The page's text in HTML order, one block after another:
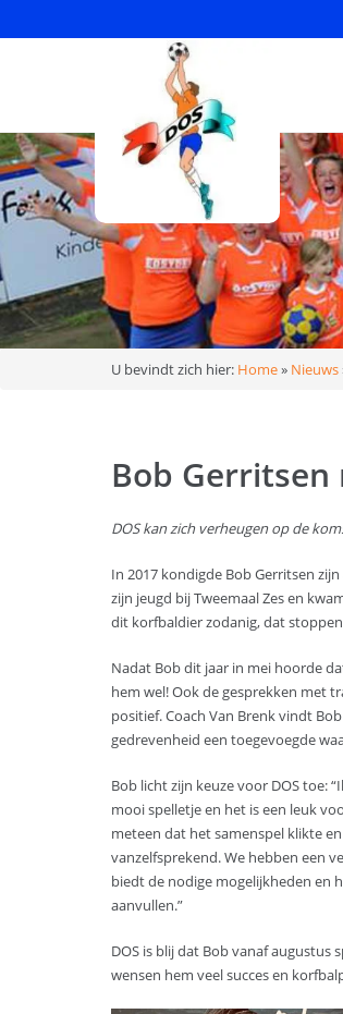
U bevindt zich hier: Home» Nieuws
Bob Gerritsen
DOS kan zich verheugen op de
In 2017 kondigde Bob Gerritsen
zijn jeugd bij Tweemaal Zes en
dit korfbaldier zodanig, dat
Nadat Bob dit jaar in mei hoorde
hem wel! Ook de gesprekken met
positief. Coach Van Brenk vindt
gedrevenheid een toegevoegde
Bob licht zijn keuze voor DOS toe:
mooi spelletje en het is een leuk
meteen dat het samenspel klikte
vanzelfsprekend. We hebben een
biedt de nodige mogelijkheden en
aanvullen.”
DOS is blij dat Bob vanaf augustus
wensen hem veel succes en